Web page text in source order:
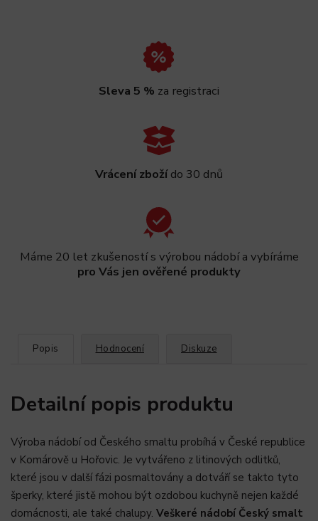
Sleva 5 % za registraci
Vrácení zbožído 30 dnů
Máme 20 let zkušeností s výrobou nádobí a vybíráme
pro Vás jen ověřené produkty
Popis Hodnocení Diskuze
Detailní popis produktu
Výroba nádobí od Českého smaltu probíhá v České republice
v Komárově u Hořovic. Je vytvářeno z litinových odlitků,
které jsou v další fázi posmaltovány a dotváří se takto tyto
šperky, které jistě mohou být ozdobou kuchyně nejen každé
domácnosti, ale také chalupy. Veškeré nádobí Český smalt